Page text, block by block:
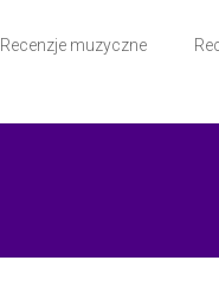
Recenzje muzyczne